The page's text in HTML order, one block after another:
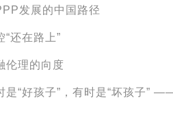
发展的中国路径
“还在路上”
伦理的向度
是“好孩子”，有时是“坏孩子”